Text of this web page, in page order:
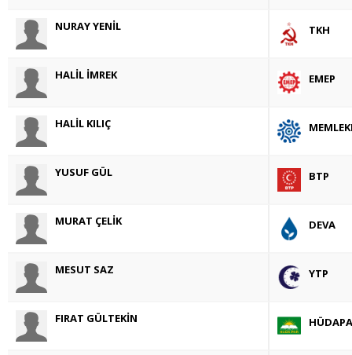
NURAY YENİL TKH
HALİL İMREK EMEP
HALİL KILIÇ
YUSUF GÜL BTP
MURAT ÇELİK DEVA
MESUT SAZ YTP
FIRAT GÜLTEKİN